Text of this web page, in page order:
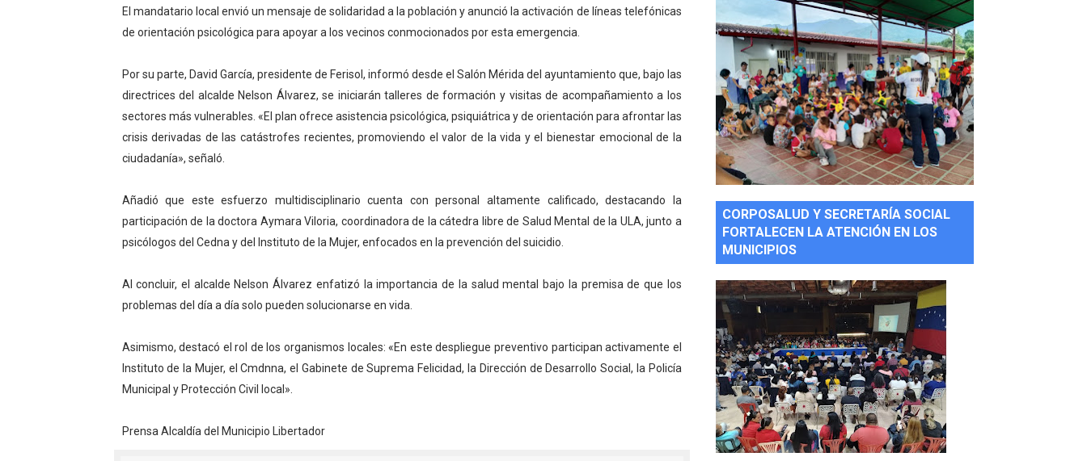
Campo Elías avanza con plan de asfaltado
Encuentro estadal fortalece la coordinación de políticas sociales en Mérida
Gobernador Arnaldo Sánchez apadrina a más de 993 nuevos bachilleres de Mérida
Plan Quirúrgico Regional llega a Pueblo Llano con la activación de dos quirófanos
El mandatario local envió un mensaje de solidaridad a la población y anunció la activación de líneas telefónicas
de orientación psicológica para apoyar a los vecinos conmocionados por esta emergencia.
Por su parte, David García, presidente de Ferisol, informó desde el Salón Mérida del ayuntamiento que, bajo las
directrices del alcalde Nelson Álvarez, se iniciarán talleres de formación y visitas de acompañamiento a los
sectores más vulnerables. «El plan ofrece asistencia psicológica, psiquiátrica y de orientación para afrontar las
crisis derivadas de las catástrofes recientes, promoviendo el valor de la vida y el bienestar emocional de la
ciudadanía», señaló.
Añadió que este esfuerzo multidisciplinario cuenta con personal altamente calificado, destacando la
participación de la doctora Aymara Viloria, coordinadora de la cátedra libre de Salud Mental de la ULA, junto a
psicólogos del Cedna y del Instituto de la Mujer, enfocados en la prevención del suicidio.
Al concluir, el alcalde Nelson Álvarez enfatizó la importancia de la salud mental bajo la premisa de que los
problemas del día a día solo pueden solucionarse en vida.
Asimismo, destacó el rol de los organismos locales: «En este despliegue preventivo participan activamente el
Instituto de la Mujer, el Cmdnna, el Gabinete de Suprema Felicidad, la Dirección de Desarrollo Social, la Policía
Municipal y Protección Civil local».
Prensa Alcaldía del Municipio Libertador
CORPOSALUD Y SECRETARÍA SOCIAL
FORTALECEN LA ATENCIÓN EN LOS
MUNICIPIOS